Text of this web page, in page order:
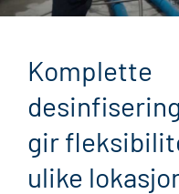
Komplette
gir
ulike